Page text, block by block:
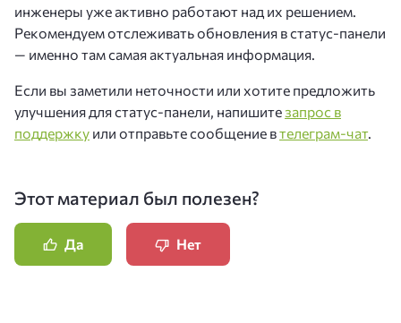
инженеры уже активно работают над их решением.
Рекомендуем отслеживать обновления в статус-панели
— именно там самая актуальная информация.
Если вы заметили неточности или хотите предложить
улучшения для статус‑панели, напишитезапрос в
поддержку или отправьте сообщение втелеграм-чат.
Этот материал был полезен?
Да Нет